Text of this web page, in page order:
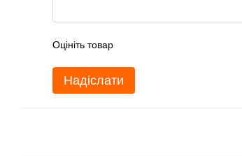
Оцініть товар
Надіслати